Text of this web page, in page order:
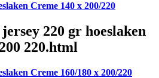
Creme 140 x 200/220
220 gr hoeslaken
220.html
Creme 160/180 x 200/220